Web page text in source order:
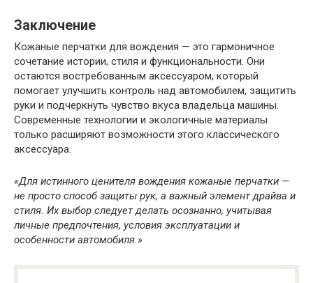
Заключение
Кожаные перчатки для вождения — это гармоничное
сочетание истории, стиля и функциональности. Они
остаются востребованным аксессуаром, который
помогает улучшить контроль над автомобилем, защитить
руки и подчеркнуть чувство вкуса владельца машины.
Современные технологии и экологичные материалы
только расширяют возможности этого классического
аксессуара.
«Для истинного ценителя вождения кожаные перчатки —
не просто способ защиты рук, а важный элемент драйва и
стиля. Их выбор следует делать осознанно, учитывая
личные предпочтения, условия эксплуатации и
особенности автомобиля.»